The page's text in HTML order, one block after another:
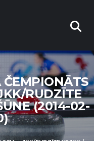
RUDZĪTE
(2014-02-